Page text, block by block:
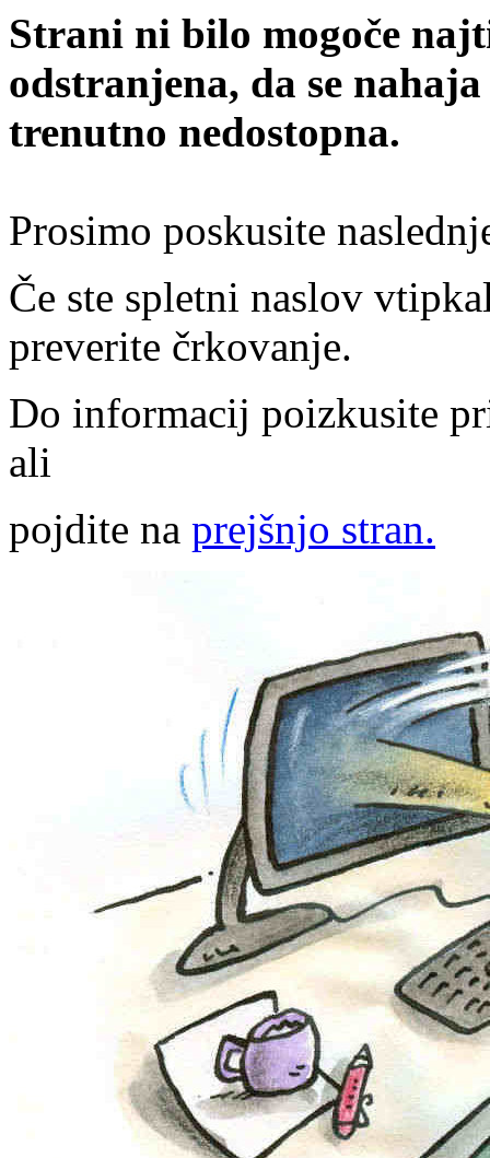
Strani ni bilo mogoče
odstranjena, da se
trenutno nedostopna.
Prosimo poskusite
Če ste spletni naslov
preverite črkovanje.
Do informacij poizkusite
ali
pojdite na prejšnjo stran.